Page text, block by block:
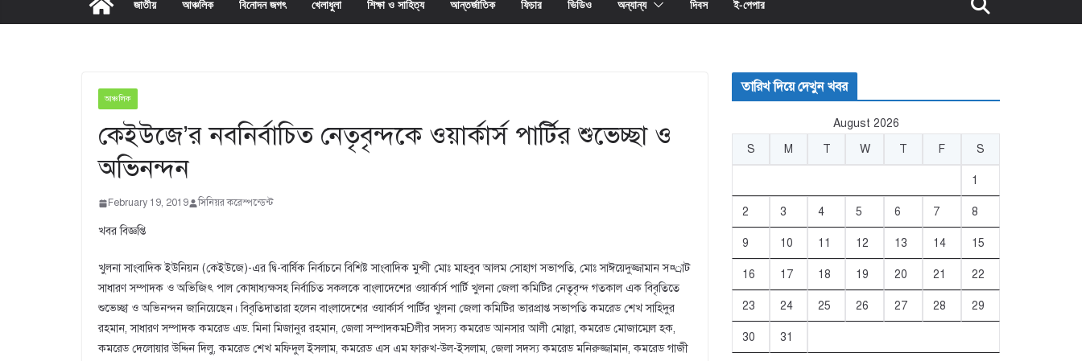
জাতীয় আঞ্চলিক বিনোদন জগৎ খেলাধুলা শিক্ষা ও সাহিত্য আন্তর্জাতিক ফিচার ভিডিও অন্যান্য দিবস ই-পেপার
আঞ্চলিক
কেইউজে’র নবনির্বাচিত নেতৃবৃন্দকে ওয়ার্কার্স পার্টির শুভেচ্ছা ও
অভিনন্দন
February 19, 2019 সিনিয়র করেস্পন্ডেন্ট
খবর বিজ্ঞপ্তি
খুলনা সাংবাদিক ইউনিয়ন (কেইউজে)-এর দ্বি-বার্ষিক নির্বাচনে বিশিষ্ট সাংবাদিক মুন্সী মোঃ মাহবুব আলম সোহাগ সভাপতি, মোঃ সাঈয়েদুজ্জামান স¤্রাট
সাধারণ সম্পাদক ও অভিজিৎ পাল কোষাধ্যক্ষসহ নির্বাচিত সকলকে বাংলাদেশের ওয়ার্কার্স পার্টি খুলনা জেলা কমিটির নেতৃবৃন্দ গতকাল এক বিবৃতিতে
শুভেচ্ছা ও অভিনন্দন জানিয়েছেন। বিবৃতিদাতারা হলেন বাংলাদেশের ওয়ার্কার্স পার্টির খুলনা জেলা কমিটির ভারপ্রাপ্ত সভাপতি কমরেড শেখ সাহিদুর
রহমান, সাধারণ সম্পাদক কমরেড এড. মিনা মিজানুর রহমান, জেলা সম্পাদকমÐলীর সদস্য কমরেড আনসার আলী মোল্লা, কমরেড মোজাম্মেল হক,
কমরেড দেলোয়ার উদ্দিন দিলু, কমরেড শেখ মফিদুল ইসলাম, কমরেড এস এম ফারুখ-উল-ইসলাম, জেলা সদস্য কমরেড মনিরুজ্জামান, কমরেড গাজী
তারিখ দিয়ে দেখুন খবর
August 2026
S
M T W T F S
1
2 3 4 5 6 7 8
9 10 11 12 13 14 15
16 17 18 19 20 21 22
23 24 25 26 27 28 29
30 31